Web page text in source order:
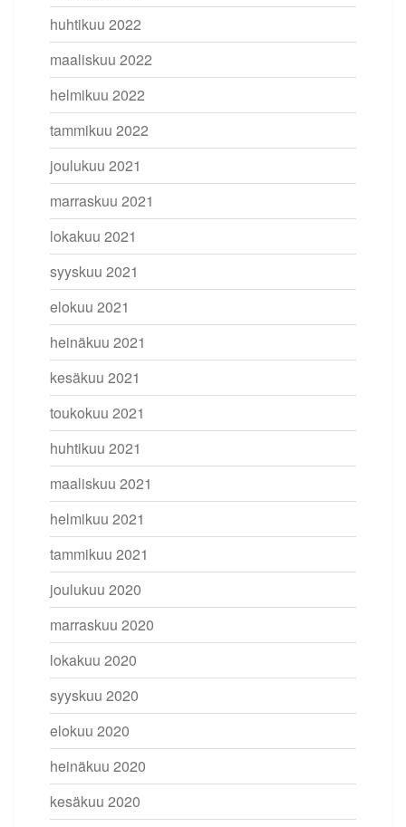
huhtikuu 2022
maaliskuu 2022
helmikuu 2022
tammikuu 2022
joulukuu 2021
marraskuu 2021
lokakuu 2021
syyskuu 2021
elokuu 2021
heinäkuu 2021
kesäkuu 2021
toukokuu 2021
huhtikuu 2021
maaliskuu 2021
helmikuu 2021
tammikuu 2021
joulukuu 2020
marraskuu 2020
lokakuu 2020
syyskuu 2020
elokuu 2020
heinäkuu 2020
kesäkuu 2020